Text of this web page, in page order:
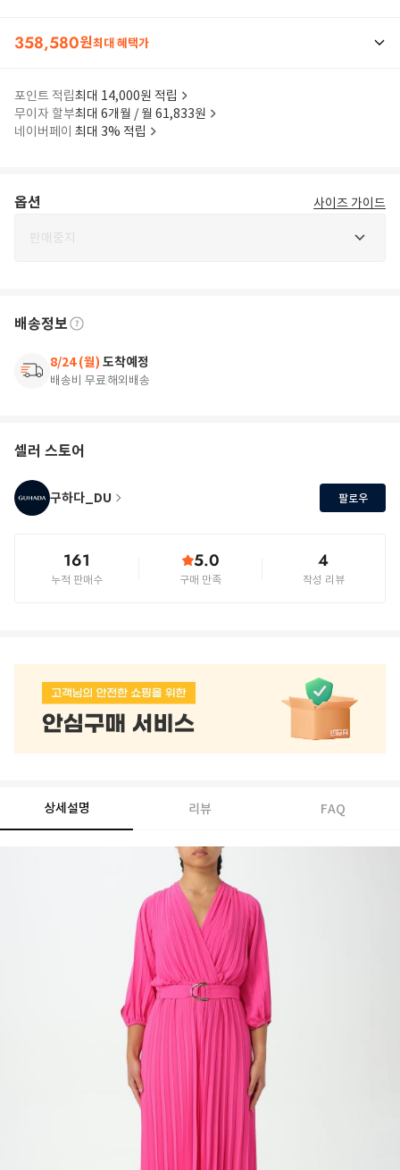
358,580원최대 혜택가
포인트 적립최대 14,000원 적립
무이자 할부최대 6개월 / 월 61,833원
네이버페이 최대 3% 적립
옵션 사이즈 가이드
판매중지
배송정보
8/24 (월) 도착예정
배송비 무료해외배송
셀러 스토어
구하다_DU 팔로우
161
누적 판매수
5.0
구매 만족
4
작성 리뷰
상세설명 리뷰 FAQ